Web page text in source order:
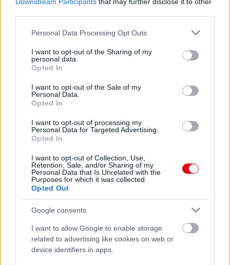
Please note that this website/app uses one or more Google
not limited to your visit or usage behaviour. You may click to
grant or deny consent to Google and its third-party tags to
use your data for below specified purposes in below Google
consent section.
Personal Data Processing Opt Outs
I want to opt-out of the Sharing of my
personal data.
Opted In
I want to opt-out of the Sale of my
Personal Data.
Opted In
I want to opt-out of processing my
Personal Data for Targeted Advertising.
Opted In
I want to opt-out of Collection, Use,
Retention, Sale, and/or Sharing of my
Personal Data that Is Unrelated with the
Purposes for which it was collected.
Opted Out
Google consents
I want to allow Google to enable storage
related to advertising like cookies on web or
device identifiers in apps.1 napja